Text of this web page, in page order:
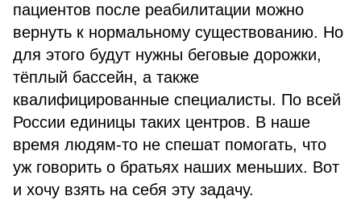
пациентов после реабилитации можно
вернуть к нормальному существованию. Но
для этого будут нужны беговые дорожки,
тёплый бассейн, а также
квалифицированные специалисты. По всей
России единицы таких центров. В наше
время людям-то не спешат помогать, что
уж говорить о братьях наших меньших. Вот
и хочу взять на себя эту задачу.